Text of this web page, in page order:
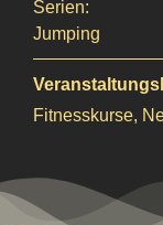
Serien:
Jumping
Fitnesskurse,